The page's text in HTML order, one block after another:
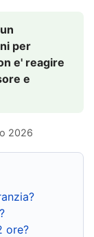
per
e' reagire
e
2026
ore?